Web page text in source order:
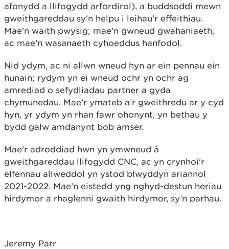
afonydd a llifogydd arfordirol), a buddsoddi mewn
gweithgareddau sy'n helpu i leihau'r effeithiau.
Mae’n waith pwysig; mae’n gwneud gwahaniaeth,
ac mae’n wasanaeth cyhoeddus hanfodol.
Nid ydym, ac ni allwn wneud hyn ar ein pennau ein
hunain; rydym yn ei wneud ochr yn ochr ag
amrediad o sefydliadau partner a gyda
chymunedau. Mae’r ymateb a’r gweithredu ar y cyd
hyn, yr ydym yn rhan fawr ohonynt, yn bethau y
bydd galw amdanynt bob amser.
Mae'r adroddiad hwn yn ymwneud â
gweithgareddau llifogydd CNC, ac yn crynhoi'r
elfennau allweddol yn ystod blwyddyn ariannol
2021-2022. Mae’n eistedd yng nghyd-destun heriau
hirdymor a rhaglenni gwaith hirdymor, sy’n parhau.
Jeremy Parr